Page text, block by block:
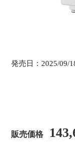
発売日： 2025/09/
販売価格